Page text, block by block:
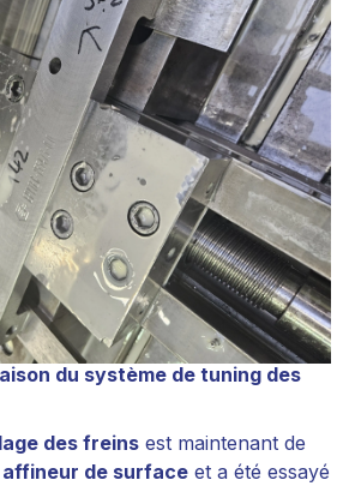
du système de tuning des
des freins est maintenant de
affineur de surface et a été essayé